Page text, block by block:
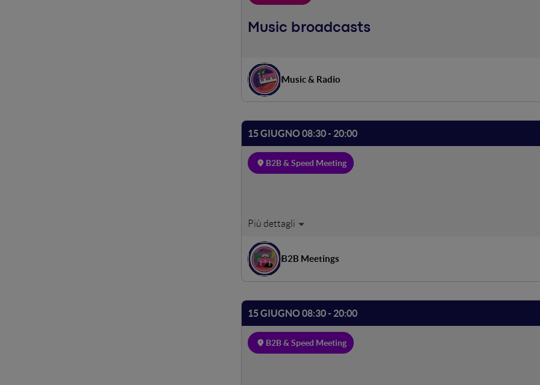
Music broadcasts
Music & Radio
15 GIUGNO 08:30 - 20:00
B2B & Speed Meeting
Spazi dedicati e riservati agli incontri B2B, a disposizione di
B2B Meetings
15 GIUGNO 08:30 - 20:00
B2B & Speed Meeting